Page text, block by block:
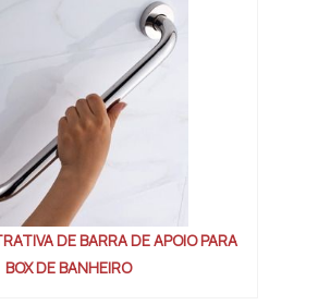
DE BARRA DE APOIO PARA
BOX DE BANHEIRO